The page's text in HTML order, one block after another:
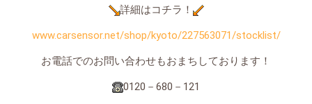
詳細はコチラ！
www.carsensor.net/shop/kyoto/227563071/stocklist/
お電話でのお問い合わせもおまちしております！
0120－680－121